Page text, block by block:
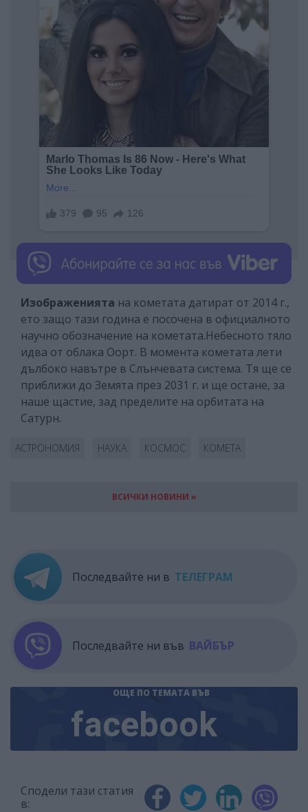
Изображенията на кометата датират от 2014 г.,
ето защо тази година е посочена в официалното
научно обозначение на кометата.Небесното тяло
идва от облака Оорт. В момента кометата лети
дълбоко навътре в Слънчевата система. Тя ще се
приближи до Земята през 2031 г. и ще остане, за
наше щастие, зад пределите на орбитата на
Сатурн.
АСТРОНОМИЯ НАУКА КОСМОС КОМЕТА
ВСИЧКИ НОВИНИ »
Последвайте ни в ТЕЛЕГРАМ
Последвайте ни във ВАЙБЪР
ОЩЕ ПО ТЕМАТА ВЪВ
facebook
Сподели тази статия
в: